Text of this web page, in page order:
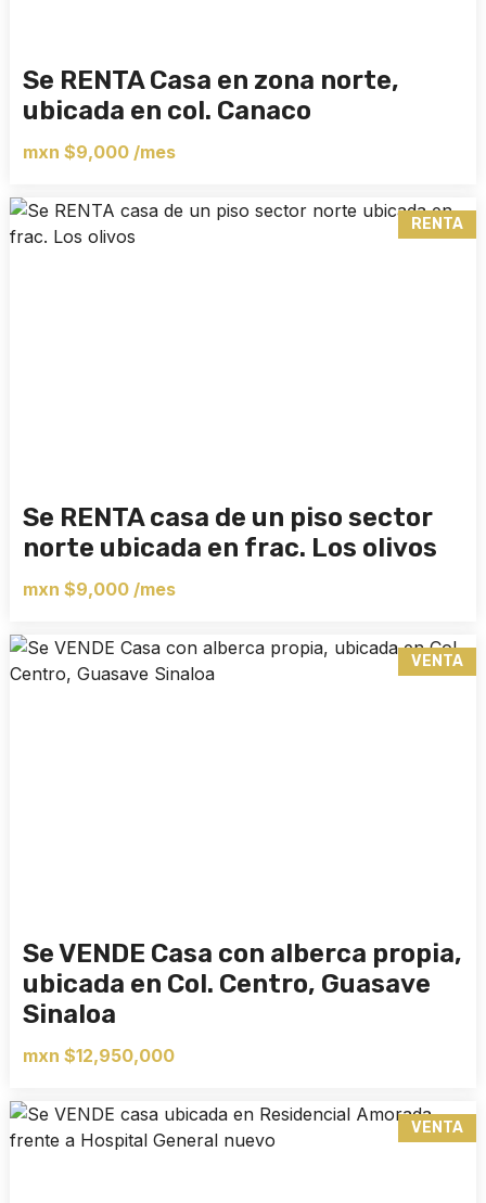
Se RENTA Casa en zona norte,
ubicada en col. Canaco
mxn $9,000 /mes
RENTA
Se RENTA casa de un piso sector
norte ubicada en frac. Los olivos
mxn $9,000 /mes
VENTA
Se VENDE Casa con alberca propia,
ubicada en Col. Centro, Guasave
Sinaloa
mxn $12,950,000
VENTA